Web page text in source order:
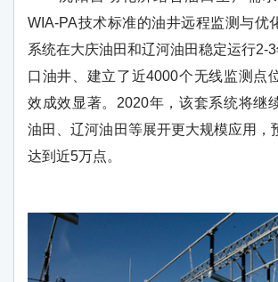
WIA-PA技术标准的油井远程监测与优
系统在大庆油田和辽河油田稳定运行2-
口油井、建立了近4000个无线监测点
效成效显著。2020年，该套系统将继
油田、辽河油田等展开更大规模应用，
达到近5万点。